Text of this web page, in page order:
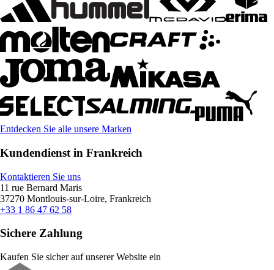
Entdecken Sie alle unsere Marken
Kundendienst in Frankreich
Kontaktieren Sie uns
11 rue Bernard Maris
37270 Montlouis-sur-Loire, Frankreich
+33 1 86 47 62 58
Sichere Zahlung
Kaufen Sie sicher auf unserer Website ein